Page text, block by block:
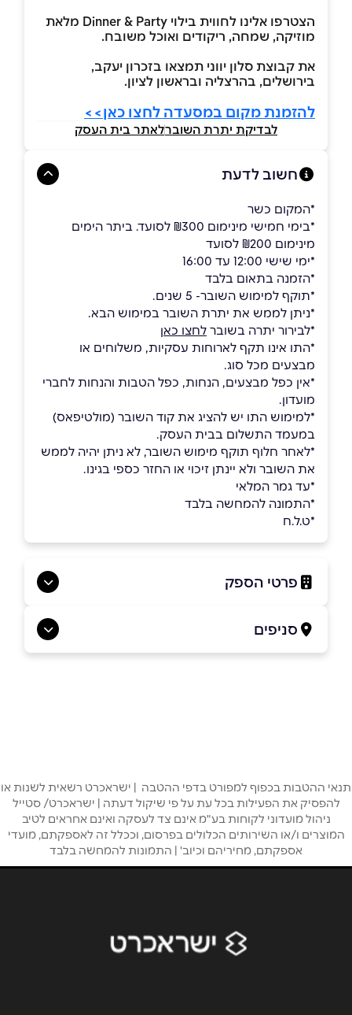
הצטרפו אלינו לחווית בילוי Dinner & Party מלאת
מוזיקה, שמחה, ריקודים ואוכל משובח.
את קבוצת סלון יווני תמצאו בזכרון יעקב,
בירושלים, בהרצליה ובראשון לציון.
להזמנת מקום במסעדה לחצו כאן>>
לבדיקת יתרת השוברלאתר בית העסק
חשוב לדעת
*המקום כשר
*בימי חמישי מינימום ₪300 לסועד. ביתר הימים
מינימום ₪200 לסועד
*ימי שישי 12:00 עד 16:00
*הזמנה בתאום בלבד
*תוקף למימוש השובר- 5 שנים.
*ניתן לממש את יתרת השובר במימוש הבא.
*לבירור יתרה בשובר לחצו כאן
*התו אינו תקף לארוחות עסקיות, משלוחים או
מבצעים מכל סוג.
*אין כפל מבצעים, הנחות, כפל הטבות והנחות לחברי
מועדון.
*למימוש התו יש להציג את קוד השובר (מולטיפאס)
במעמד התשלום בבית העסק.
*לאחר חלוף תוקף מימוש השובר, לא ניתן יהיה לממש
את השובר ולא יינתן זיכוי או החזר כספי בגינו.
*עד גמר המלאי
*התמונה להמחשה בלבד
*ט.ל.ח
פרטי הספק
באתר בפייסבוק באינסטגרם
טלפון*
אימייל*
סניפים
תנאי ההטבות בכפוף למפורט בדפי ההטבה | ישראכרט רשאית לשנות או
להפסיק את הפעילות בכל עת על פי שיקול דעתה | ישראכרט/ סטייל
ניהול מועדוני לקוחות בע"מ אינם צד לעסקה ואינם אחראים לטיב
המוצרים ו/או השירותים הכלולים בפרסום, וככלל זה לאספקתם, מועדי
אספקתם, מחיריהם וכיוב' | התמונות להמחשה בלבד